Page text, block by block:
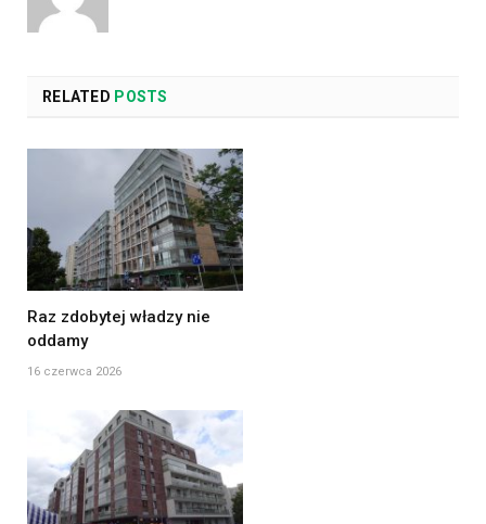
RELATED POSTS
Raz zdobytej władzy nie
oddamy
16 czerwca 2026